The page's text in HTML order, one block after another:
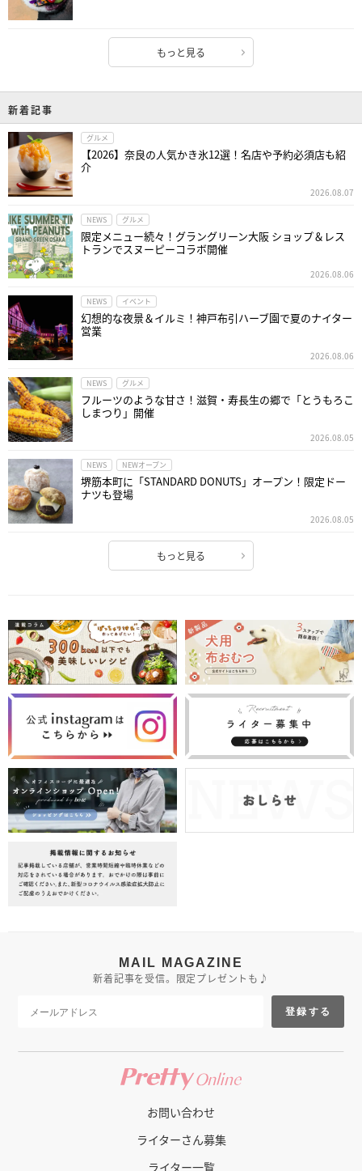
もっと見る
新着記事
グルメ
【2026】奈良の人気かき氷12選！名店や予約必須店も紹
介
2026.08.07
NEWS グルメ
限定メニュー続々！グラングリーン大阪 ショップ＆レス
トランでスヌーピーコラボ開催
2026.08.06
NEWS イベント
幻想的な夜景＆イルミ！神戸布引ハーブ園で夏のナイター
営業
2026.08.06
NEWS グルメ
フルーツのような甘さ！滋賀・寿長生の郷で「とうもろこ
しまつり」開催
2026.08.05
NEWS NEWオープン
堺筋本町に「STANDARD DONUTS」オープン！限定ドー
ナツも登場
2026.08.05
もっと見る
MAIL MAGAZINE
新着記事を受信。限定プレゼントも♪
登録する
お問い合わせ
ライターさん募集
ライター一覧